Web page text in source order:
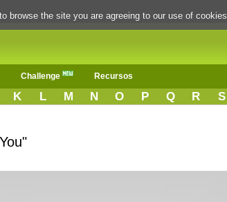
Challenge Recursos
K L M N O P Q R S
browse the site you are agreeing to our use of cookies